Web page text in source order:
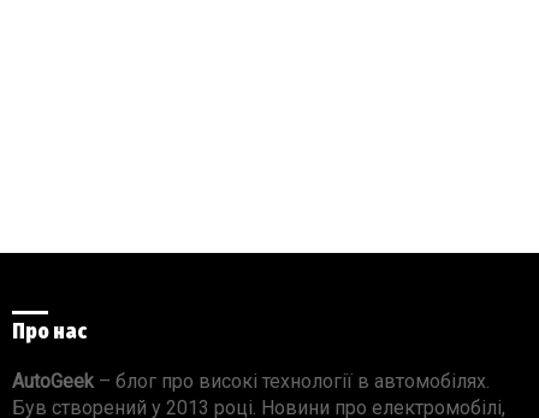
Про нас
AutoGeek– блог про високі технології в автомобілях.
Був створений у 2013 році. Новини про електромобілі,